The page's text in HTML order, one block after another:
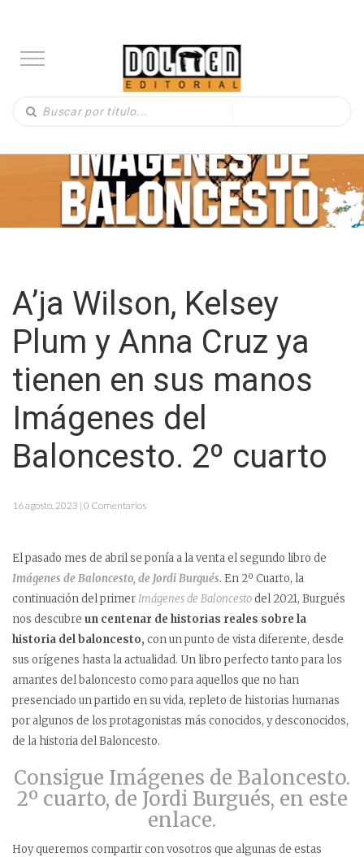
A’ja Wilson, Kelsey
Plum y Anna Cruz ya
tienen en sus manos
Imágenes del
Baloncesto. 2º cuarto
16 agosto, 2023 | 0 Comentarios
El pasado mes de abril se ponía a la venta el segundo libro de
Imágenes de Baloncesto, de Jordi Burgués. En 2º Cuarto, la
continuación del primerImágenes de Baloncestodel 2021, Burgués
nos descubre un centenar de historias reales sobre la
historia del baloncesto, con un punto de vista diferente, desde
sus orígenes hasta la actualidad. Un libro perfecto tanto para los
amantes del baloncesto como para aquellos que no han
presenciado un partido en su vida, repleto de historias humanas
por algunos de los protagonistas más conocidos, y desconocidos,
de la historia del Baloncesto.
Consigue Imágenes de Baloncesto.
2º cuarto, de Jordi Burgués, en este
enlace.
Hoy queremos compartir con vosotros que algunas de estas